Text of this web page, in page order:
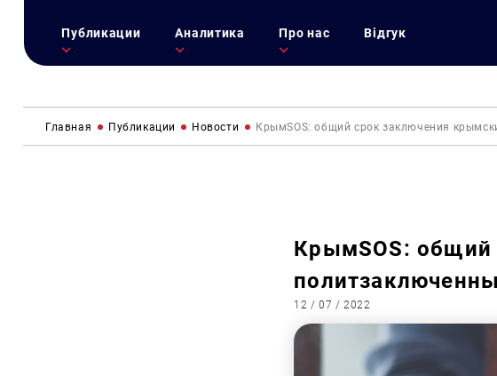
Публикации Аналитика Про нас Відгук
Главная Публикации Новости КрымSOS: общий срок заключения
КрымSOS: общий
12 / 07 / 2022